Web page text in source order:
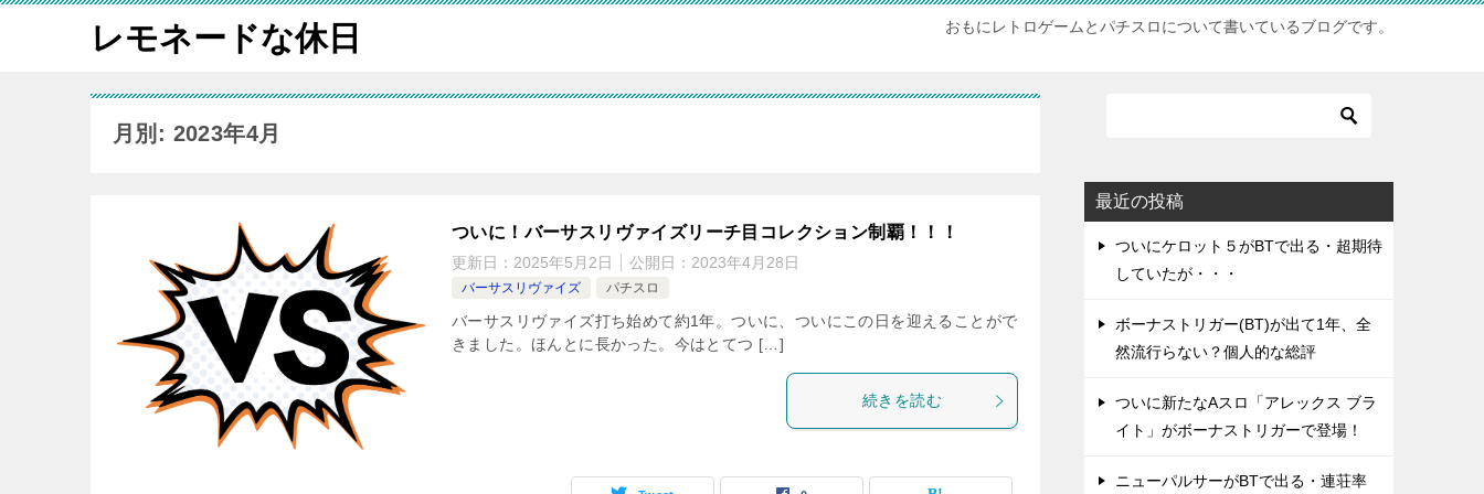
レモネードな休日 おもにレトロゲームとパチスロについて書いているブログです。
月別: 2023年4月
ついに！バーサスリヴァイズリーチ目コレクション制覇！！！
更新日： 2025年5月2日 公開日： 2023年4月28日
バーサスリヴァイズ パチスロ
バーサスリヴァイズ打ち始めて約1年。ついに、ついにこの日を迎えることがで
きました。ほんとに長かった。今はとてつ […]
続きを読む
最近の投稿
ついにケロット５がBTで出る・超期待
していたが・・・
ボーナストリガー(BT)が出て1年、全
然流行らない？個人的な総評
ついに新たなAスロ「アレックス ブラ
イト」がボーナストリガーで登場！
ニューパルサーがBTで出る・連荘率